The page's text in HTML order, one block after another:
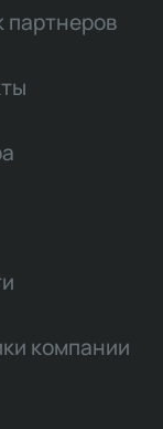
партнеров
компании